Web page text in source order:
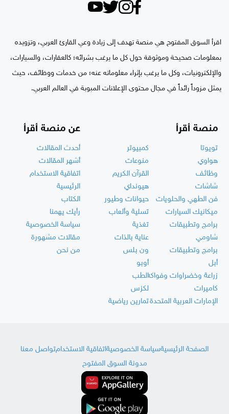
اقرأ السوق المفتوح هي منصة تهدف إلى زيادة وعي القارئ العربي، وتزويده
بمعلومات صحيحة وموثوقة حول كل ما يرغب بشرائه؛ كالعقارات، والسيارات،
والإلكترونيات، وكل ما يرغب بإثراء معلوماته عنه؛ من خدمات ووظائف، حيث
يمثل مزوداً رائداً في مجال محتوى الإعلانات المبوبة في العالم العربي.
منصة أقرأ
تويوتا
كمبيوتر
هواوي
منوعات
وظائف
القرآن الكريم
شاشات
هيونداي
فن الطهي والحلويات
حيوانات وطيور
ميكانيك السيارات
تسلية وألعاب
برامج وتطبيقات
تغذية
شاومي
عناية بالذات
برامج وتطبيقات
ون بلس
أبل
أوبو
زراعة وخضراوات وفواكهالطب
كاميرات
لكزس
الإمارات العربية المتحدةتمارين رياضية
عن منصة أقرأ
أحدث المقالات
أشهر المقالات
اتفاقية الاستخدام
الرئيسية
الكتاب
رأيك يهمنا
سياسة الخصوصية
مقالات مشهورة
من نحن
الصفحة الرئيسيةسياسة الخصوصيةاتفاقية الاستخدامتواصل معنا
مدونة السوق المفتوح